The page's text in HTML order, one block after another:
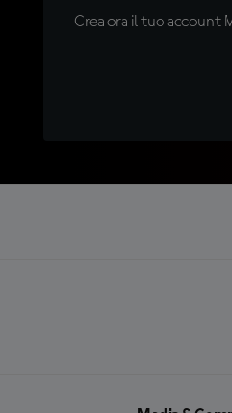
Crea ora il tuo account